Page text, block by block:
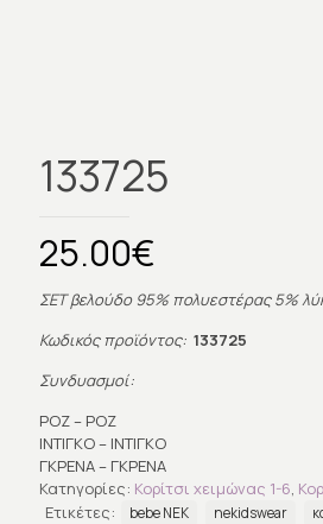
133725
25.00€
ΣΕΤ βελούδο 95% πολυεστέρας 5%
Κωδικός προϊόντος: 133725
Συνδυασμοί:
ΡΟΖ – ΡΟΖ
ΙΝΤΙΓΚΟ – ΙΝΤΙΓΚΟ
ΓΚΡΕΝΑ – ΓΚΡΕΝΑ
Κατηγορίες: Κορίτσι χειμώνας 1-6,
Ετικέτες:
bebe ΝΕΚ nekidswear